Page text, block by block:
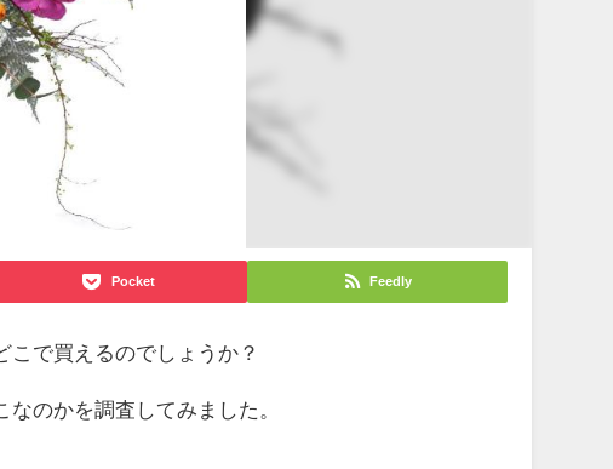
Pocket Feedly
で買えるのでしょうか？
のかを調査してみました。